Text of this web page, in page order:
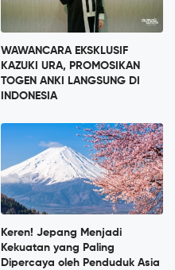
WAWANCARA EKSKLUSIF
KAZUKI URA, PROMOSIKAN
TOGEN ANKI LANGSUNG DI
INDONESIA
Keren! Jepang Menjadi
Kekuatan yang Paling
Dipercaya oleh Penduduk Asia